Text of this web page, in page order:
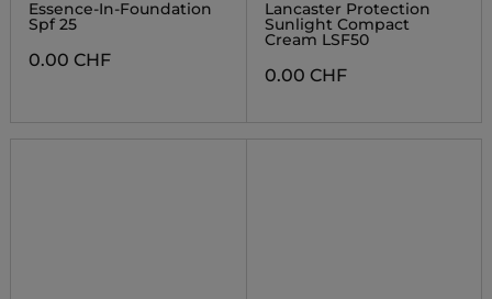
COMPLEXION
Essence-In-Foundation
Spf 25
0.00 CHF
Lancaster Protection
Sunlight Compact
Cream LSF50
0.00 CHF